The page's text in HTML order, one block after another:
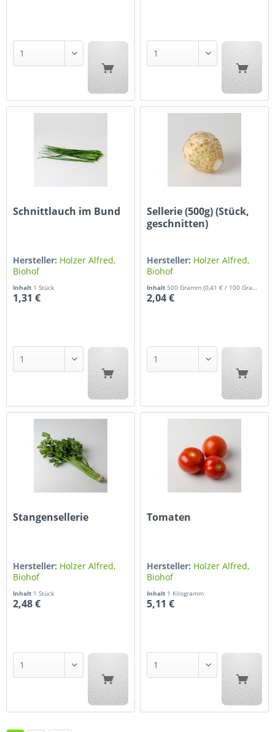
Schnittlauch im Bund
Hersteller: Holzer Alfred,
Biohof
Inhalt 1 Stück
1,31 €
Sellerie (500g) (Stück,
geschnitten)
Hersteller: Holzer Alfred,
Biohof
Inhalt500 Gramm(0,41 € / 100 Gramm)
2,04 €
Stangensellerie
Hersteller: Holzer Alfred,
Biohof
Inhalt 1 Stück
2,48 €
Tomaten
Hersteller: Holzer Alfred,
Biohof
Inhalt 1 Kilogramm
5,11 €